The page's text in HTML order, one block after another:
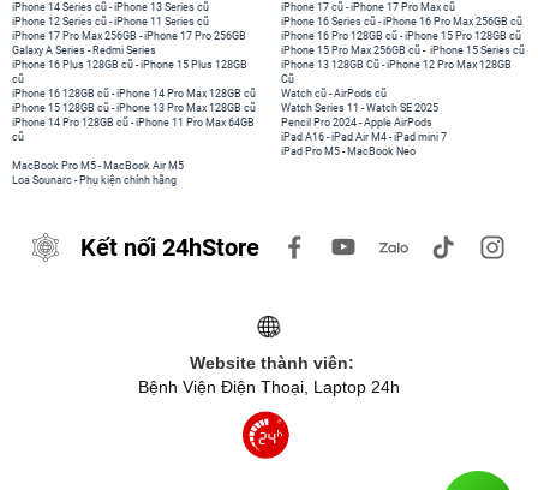
iPhone 14 Series cũ -iPhone 13 Series cũ
iPhone 12 Series cũ -iPhone 11 Series cũ
iPhone 17 Pro Max 256GB -iPhone 17 Pro 256GB
Galaxy A Series - Redmi Series
iPhone 17 cũ -iPhone 17 Pro Max cũ
iPhone 16 Series cũ - iPhone 16 Pro Max 256GB cũ
iPhone 16 Pro 128GB cũ -iPhone 15 Pro 128GB cũ
iPhone 15 Pro Max 256GB cũ - iPhone 15 Series cũ
iPhone 16 Plus 128GB cũ -iPhone 15 Plus 128GB
cũ
iPhone 16 128GB cũ -iPhone 14 Pro Max 128GB cũ
iPhone 15 128GB cũ -iPhone 13 Pro Max 128GB cũ
iPhone 14 Pro 128GB cũ -iPhone 11 Pro Max 64GB
cũ
iPhone 13 128GB Cũ -iPhone 12 Pro Max 128GB
Cũ
Watch cũ -AirPods cũ
Watch Series 11 -Watch SE 2025
Pencil Pro 2024 -Apple AirPods
iPad A16 -iPad Air M4 -iPad mini 7
iPad Pro M5 - MacBook Neo
MacBook Pro M5 - MacBook Air M5
Loa Sounarc - Phụ kiện chính hãng
Kết nối 24hStore
Website thành viên:
Bệnh Viện Điện Thoại, Laptop 24h